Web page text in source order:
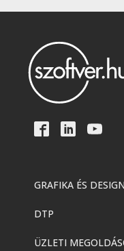
GRAFIKA ÉS DESIGN
DTP
ÜZLETI